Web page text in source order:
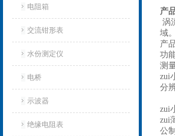
电阻箱
交流钳形表
水份测定仪
电桥
示波器
绝缘电阻表
产
涡
域。
产
功
测
zui
分
1
zui
zui
公